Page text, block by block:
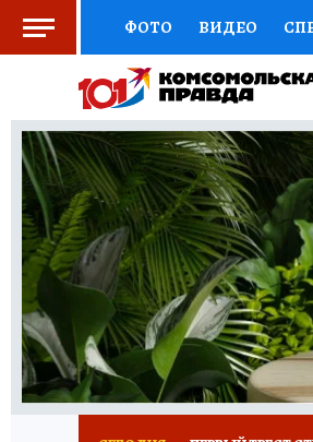
ФОТО ВИДЕО
СОЦПОДДЕРЖКА
ВЫБОР ЭКСПЕРТОВ
КНИЖНАЯ ПОЛКА
ПРЕСС-ЦЕНТР
РАДИО КП РЕКЛАМА